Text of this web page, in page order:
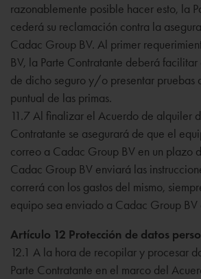
razonablemente posible hacer esto, la
cederá su reclamación contra la
Cadac Group BV. Al primer
BV, la Parte Contratante deberá
de dicho seguro y/o presentar pruebas
puntual de las primas.
11.7 Al finalizar el Acuerdo de alquiler
Contratante se asegurará de que el
correo a Cadac Group BV en un plazo
Cadac Group BV enviará las
correrá con los gastos del mismo,
equipo sea enviado a Cadac Group BV
Artículo 12 Protección de datos
12.1 A la hora de recopilar y procesar
Parte Contratante en el marco del